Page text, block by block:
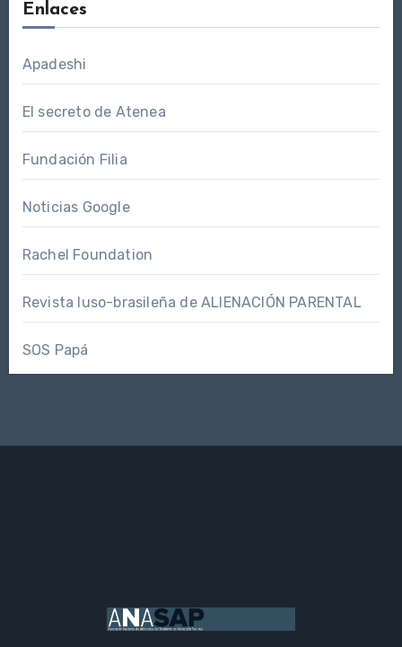
Enlaces
Apadeshi
El secreto de Atenea
Fundación Filia
Noticias Google
Rachel Foundation
Revista luso-brasileña de ALIENACIÓN PARENTAL
SOS Papá